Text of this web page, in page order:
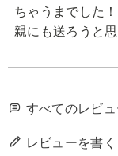
ちゃうまでした
親にも送ろうと
すべてのレビ
レビューを書く